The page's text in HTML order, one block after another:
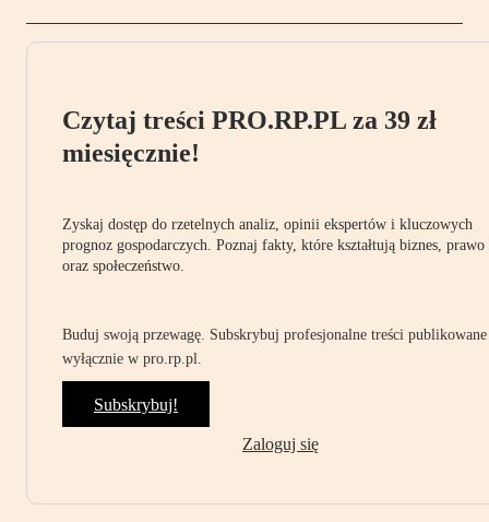
Czytaj treści PRO.RP.PL za 39 zł
miesięcznie!
Zyskaj dostęp do rzetelnych analiz, opinii ekspertów i kluczowych
prognoz gospodarczych. Poznaj fakty, które kształtują biznes, prawo
oraz społeczeństwo.
Buduj swoją przewagę. Subskrybuj profesjonalne treści publikowane
wyłącznie w pro.rp.pl.
Subskrybuj!
Zaloguj się